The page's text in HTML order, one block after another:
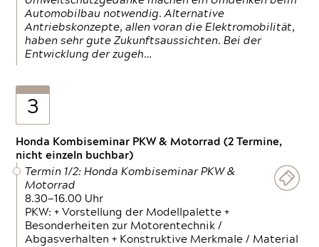
Automobilbau notwendig. Alternative
Antriebskonzepte, allen voran die Elektromobilität,
haben sehr gute Zukunftsaussichten. Bei der
Entwicklung der zugeh…
3
Honda Kombiseminar PKW & Motorrad (2 Termine,
nicht einzeln buchbar)
Termin 1/2: Honda Kombiseminar PKW &
Motorrad
8.30—16.00 Uhr
PKW: + Vorstellung der Modellpalette +
Besonderheiten zur Motorentechnik /
Abgasverhalten + Konstruktive Merkmale / Material